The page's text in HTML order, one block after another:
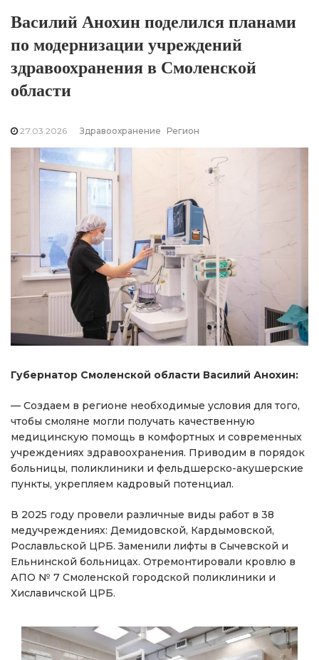
Василий Анохин поделился планами
по модернизации учреждений
здравоохранения в Смоленской
области
27.03.2026 Здравоохранение Регион
Губернатор Смоленской области Василий Анохин:
— Создаем в регионе необходимые условия для того,
чтобы смоляне могли получать качественную
медицинскую помощь в комфортных и современных
учреждениях здравоохранения. Приводим в порядок
больницы, поликлиники и фельдшерско-акушерские
пункты, укрепляем кадровый потенциал.
В 2025 году провели различные виды работ в 38
медучреждениях: Демидовской, Кардымовской,
Рославльской ЦРБ. Заменили лифты в Сычевской и
Ельнинской больницах. Отремонтировали кровлю в
АПО № 7 Смоленской городской поликлиники и
Хиславичской ЦРБ.